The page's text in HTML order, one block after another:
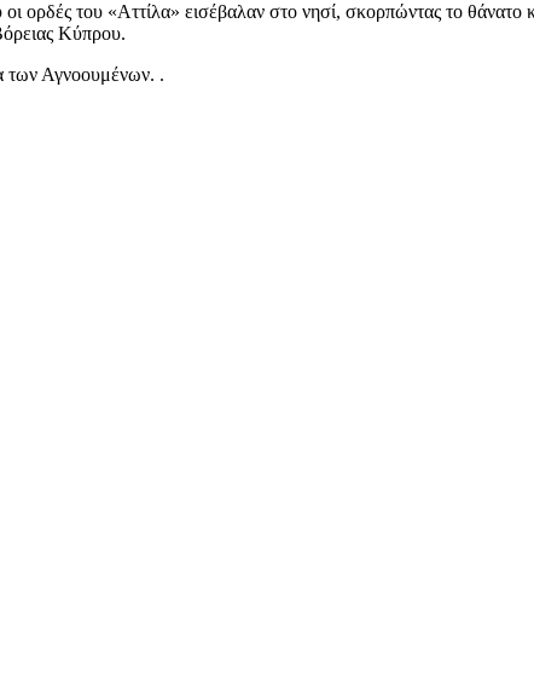
ορδές του «Αττίλα» εισέβαλαν στο νησί, σκορπώντας το
Κύπρου.
των Αγνοουμένων. .